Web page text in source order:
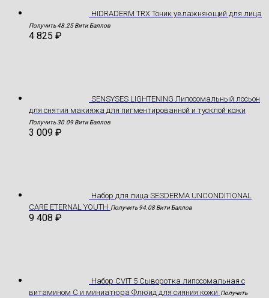
HIDRADERM TRX Тоник увлажняющий для лица
Получить 48.25 Вити Баллов
4 825 ₽
SENSYSES LIGHTENING Липосомальный лосьон
для снятия макияжа для пигментированной и тусклой кожи
Получить 30.09 Вити Баллов
3 009 ₽
Hабор для лица SESDERMA UNCONDITIONAL
CARE ETERNAL YOUTH Получить 94.08 Вити Баллов
9 408 ₽
Набор CVIT 5 Сыворотка липосомальная с
витамином С и миниатюра Флюид для сияния кожи Получить